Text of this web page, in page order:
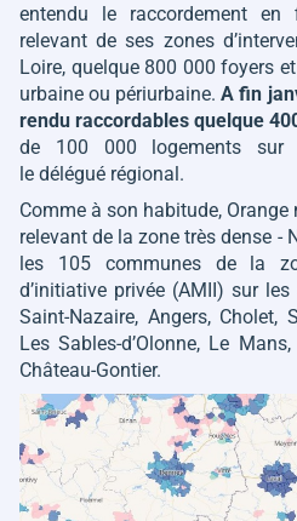
entendu le raccordement
relevant de ses zones
Loire, quelque 800 000 foyers
urbaine ou périurbaine.A fin
rendu raccordables quelque
de 100 000 logements sur
le délégué régional.
Comme à son habitude,
relevant de la zone très dense -
les 105 communes de la
d’initiative privée (AMII) sur
Saint-Nazaire, Angers, Cholet,
Les Sables-d’Olonne, Le
Château-Gontier.